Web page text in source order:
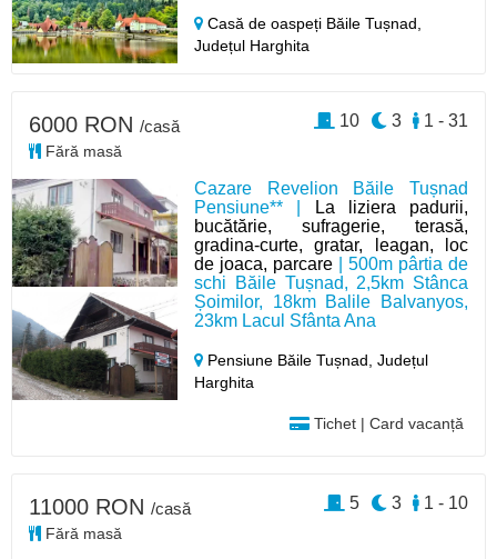
Casă de oaspeți Băile Tușnad,
Județul Harghita
Cazare Revelion Băile Tușnad
Pensiune** |
La liziera padurii,
bucătărie, sufragerie, terasă,
gradina-curte, gratar, leagan, loc
de joaca, parcare | 500m pârtia de
schi Băile Tușnad, 2,5km Stânca
Șoimilor, 18km Balile Balvanyos,
23km Lacul Sfânta Ana
Pensiune Băile Tușnad,Județul
Harghita
Tichet | Card vacanță
6000 RON /casă
Fără masă
1 - 31
3
10
11000 RON /casă
Fără masă
1 - 10
3
5